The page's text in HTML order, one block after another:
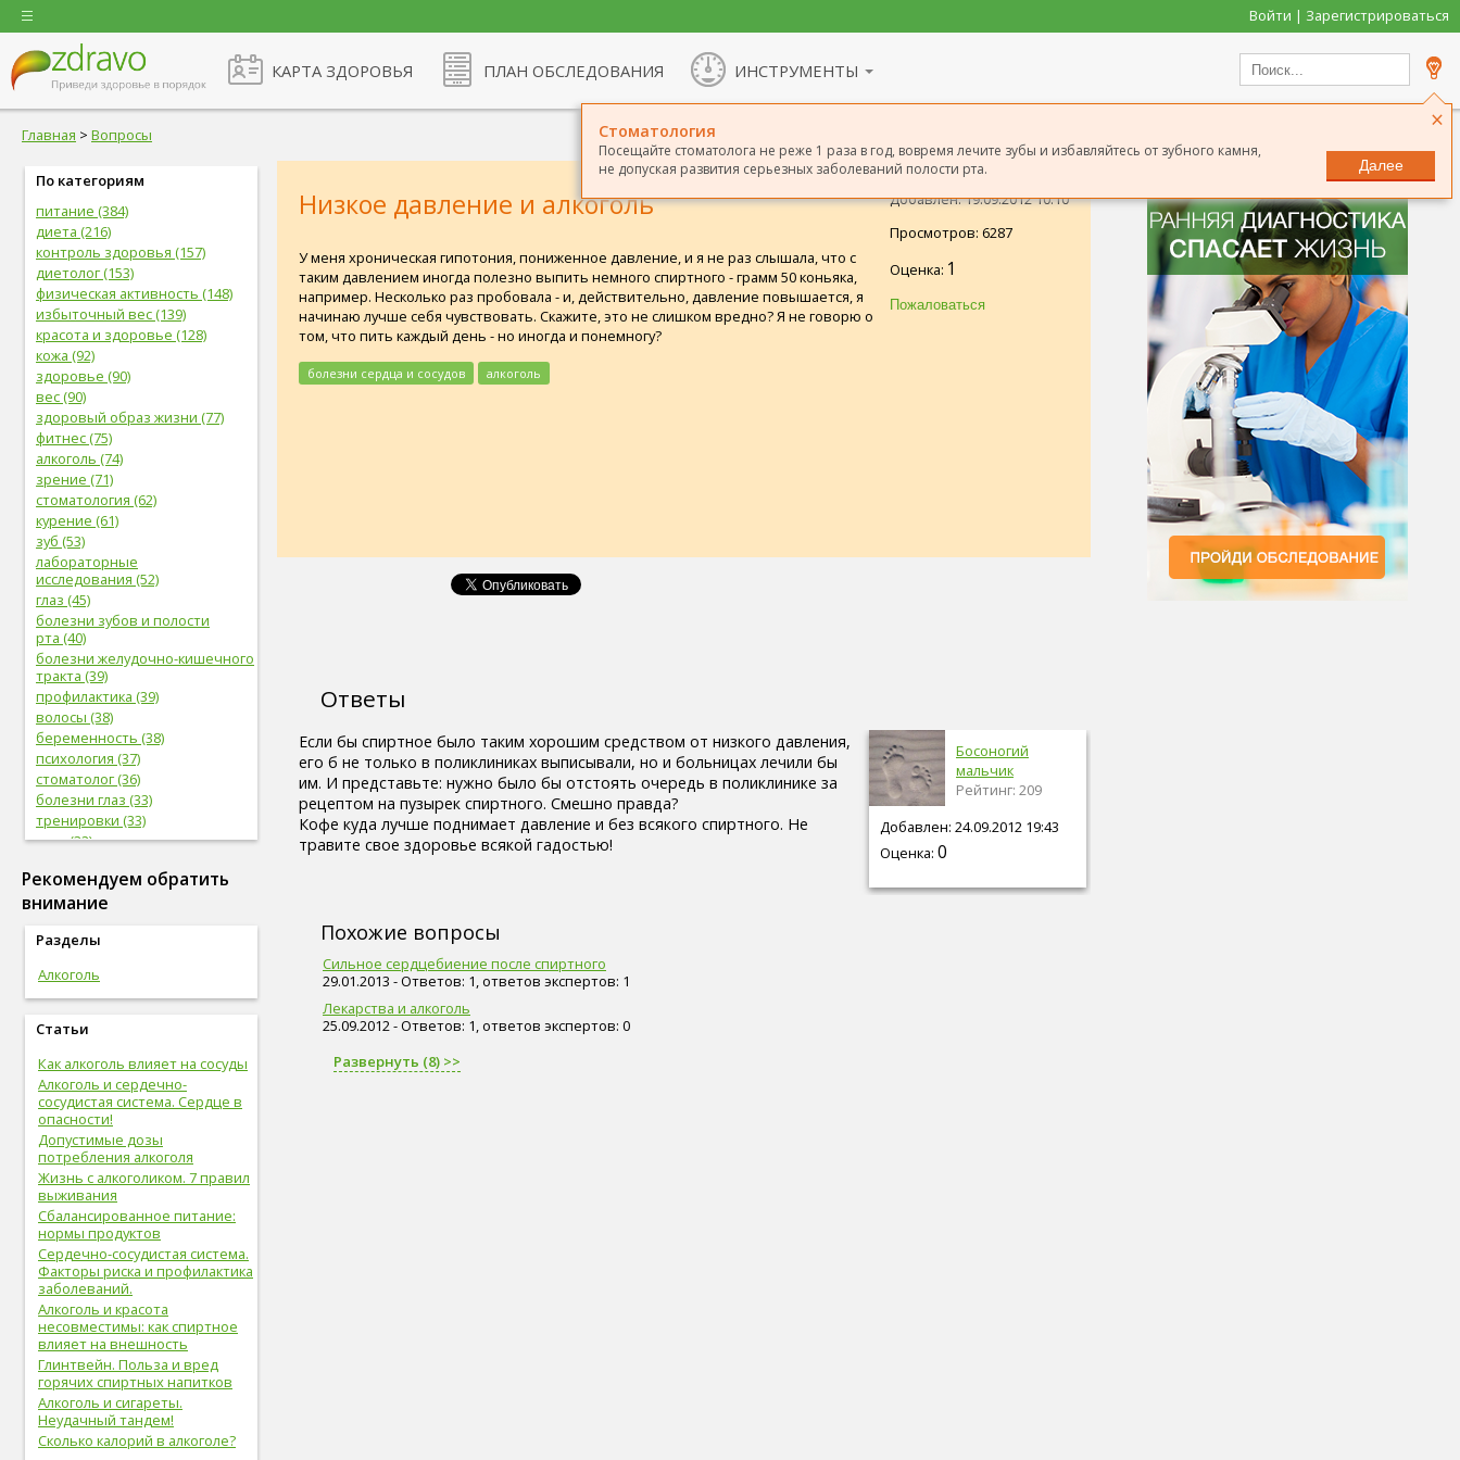
Войти | Зарегистрироваться
КАРТА ЗДОРОВЬЯ ПЛАН ОБСЛЕДОВАНИЯ ИНСТРУМЕНТЫ
×
Стоматология
Посещайте стоматолога не реже 1 раза в год, вовремя лечите зубы и избавляйтесь от зубного камня,
не допуская развития серьезных заболеваний полости рта.
Далее
Главная > Вопросы
По категориям
питание (384)
диета (216)
контроль здоровья (157)
диетолог (153)
физическая активность (148)
избыточный вес (139)
красота и здоровье (128)
кожа (92)
здоровье (90)
вес (90)
здоровый образ жизни (77)
фитнес (75)
алкоголь (74)
зрение (71)
стоматология (62)
курение (61)
зуб (53)
лабораторные
исследования (52)
глаз (45)
болезни зубов и полости
рта (40)
болезни желудочно-кишечного
тракта (39)
профилактика (39)
волосы (38)
беременность (38)
психология (37)
стоматолог (36)
болезни глаз (33)
тренировки (33)
нога (32)
фрукты (31)
сердечно-сосудистая
женская половая система (31)
живот (29)
болезни сердца и сосудов (28)
упражнения (27)
овощи (25)
мышцы (24)
витамины (24)
позвоночник (24)
сон (24)
общий анализ крови (23)
болезни опорно-двигательной
системы, травмы (23)
опорно-двигательная
система (22)
пищеварительная система (22)
голова (22)
физическая форма (22)
сигареты (22)
дети (22)
вода (21)
женские болезни (20)
инфекционные болезни (20)
болезни органов дыхания (19)
дыхательная система (19)
Рекомендуем обратить
внимание
Разделы
Алкоголь
Статьи
Как алкоголь влияет на сосуды
Алкоголь и сердечно-
сосудистая система. Сердце в
опасности!
Допустимые дозы
потребления алкоголя
Жизнь с алкоголиком. 7 правил
выживания
Сбалансированное питание:
нормы продуктов
Сердечно-сосудистая система.
Факторы риска и профилактика
заболеваний.
Алкоголь и красота
несовместимы: как спиртное
влияет на внешность
Глинтвейн. Польза и вред
горячих спиртных напитков
Алкоголь и сигареты.
Неудачный тандем!
Сколько калорий в алкоголе?
Добавлен: 19.09.2012 10:10
Просмотров: 6287
Оценка: 1
Низкое давление и алкоголь
У меня хроническая гипотония, пониженное давление, и я не раз слышала, что с
таким давлением иногда полезно выпить немного спиртного - грамм 50 коньяка,
например. Несколько раз пробовала - и, действительно, давление повышается, я
начинаю лучше себя чувствовать. Скажите, это не слишком вредно? Я не говорю о
том, что пить каждый день - но иногда и понемногу?
болезни сердца и сосудов алкоголь
Ответы
Босоногий
мальчик
Рейтинг: 209
Добавлен: 24.09.2012 19:43
Оценка: 0
Если бы спиртное было таким хорошим средством от низкого давления,
его б не только в поликлиниках выписывали, но и больницах лечили бы
им. И представьте: нужно было бы отстоять очередь в поликлинике за
рецептом на пузырек спиртного. Смешно правда?
Кофе куда лучше поднимает давление и без всякого спиртного. Не
травите свое здоровье всякой гадостью!
Похожие вопросы
Сильное сердцебиение после спиртного
29.01.2013 - Ответов: 1, ответов экспертов: 1
Лекарства и алкоголь
25.09.2012 - Ответов: 1, ответов экспертов: 0
Развернуть (8) >>